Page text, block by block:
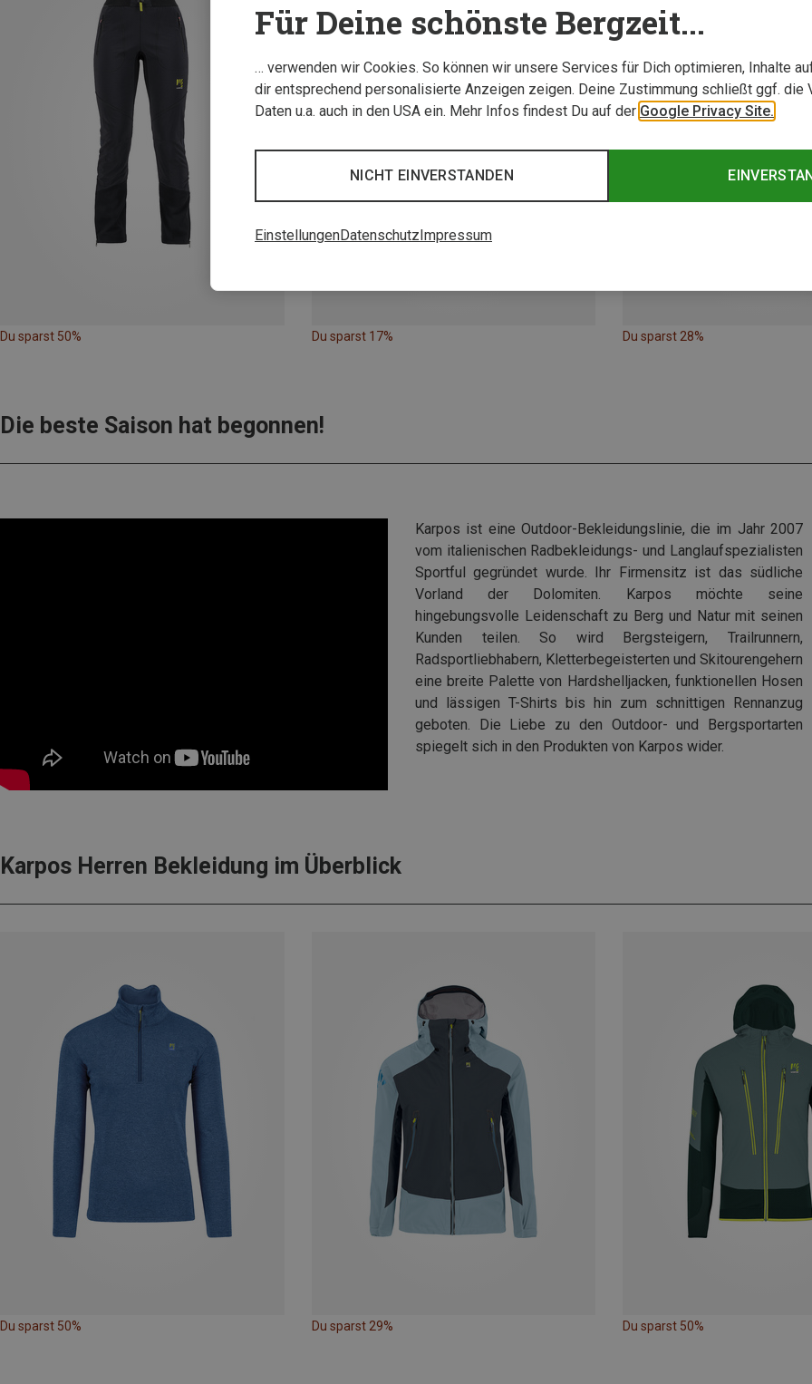
Du sparst 50% Du sparst 17% Du sparst 28%
Die beste Saison hat begonnen!
Karpos ist eine Outdoor-Bekleidungslinie, die im Jahr 2007
vom italienischen Radbekleidungs- und Langlaufspezialisten
Sportful gegründet wurde. Ihr Firmensitz ist das südliche
Vorland der Dolomiten. Karpos möchte seine
hingebungsvolle Leidenschaft zu Berg und Natur mit seinen
Kunden teilen. So wird Bergsteigern, Trailrunnern,
Radsportliebhabern, Kletterbegeisterten und Skitourengehern
eine breite Palette von Hardshelljacken, funktionellen Hosen
und lässigen T-Shirts bis hin zum schnittigen Rennanzug
geboten. Die Liebe zu den Outdoor- und Bergsportarten
spiegelt sich in den Produkten von Karpos wider.
Karpos Herren Bekleidung im Überblick
Du sparst 50% Du sparst 29% Du sparst 50%
Für Deine schönste Bergzeit...
… verwenden wir Cookies. So können wir unsere Services für Dich optimieren, Inhalte
dir entsprechend personalisierte Anzeigen zeigen. Deine Zustimmung schließt ggf. die
Daten u.a. auch in den USA ein. Mehr Infos findest Du auf der Google Privacy Site.
NICHT EINVERSTANDEN
EinstellungenDatenschutzImpressum